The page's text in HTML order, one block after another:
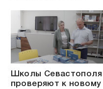
Школы Севастополя
проверяют к новому